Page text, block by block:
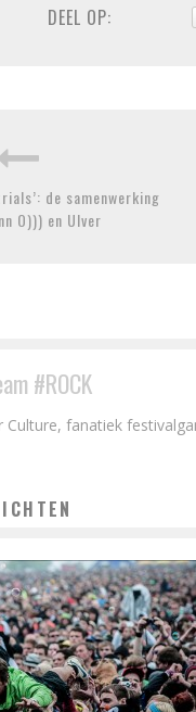
DEEL OP:
de samenwerking
O))) en Ulver
#ROCK
Culture, fanatiek